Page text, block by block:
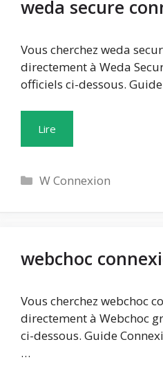
weda secure
Vous cherchez weda
directement à Weda
officiels ci-dessous.
Lire
Catégories
W Connexion
webchoc
Vous cherchez webchoc
directement à Webchoc
ci-dessous. Guide
…